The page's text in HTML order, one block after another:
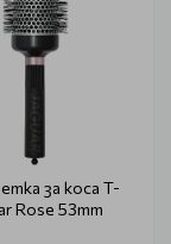
за коса T-
Rose 53mm